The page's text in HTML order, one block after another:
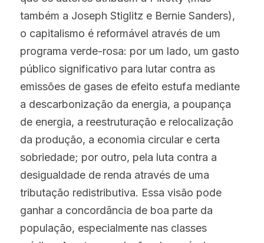
também a Joseph Stiglitz e Bernie Sanders),
o capitalismo é reformável através de um
programa verde-rosa: por um lado, um gasto
público significativo para lutar contra as
emissões de gases de efeito estufa mediante
a descarbonização da energia, a poupança
de energia, a reestruturação e relocalização
da produção, a economia circular e certa
sobriedade; por outro, pela luta contra a
desigualdade de renda através de uma
tributação redistributiva. Essa visão pode
ganhar a concordância de boa parte da
população, especialmente nas classes